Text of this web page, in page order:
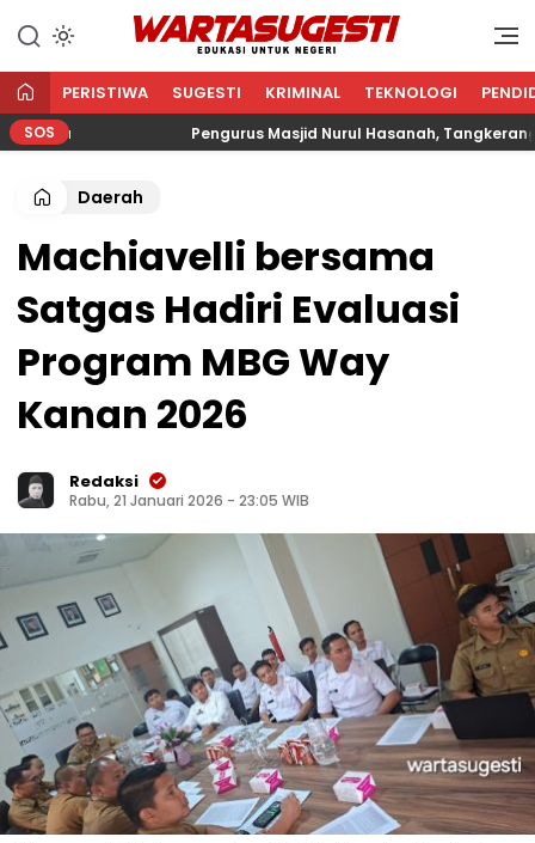
WARTA SUGESTI √ EDUKASI
Edukasi Untuk Negeri
PERISTIWA SUGESTI KRIMINAL TEKNOLOGI
SOS Pengurus Masjid Nurul Hasanah, Tangkerang
Daerah
Machiavelli bersama
Satgas Hadiri Evaluasi
Program MBG Way
Kanan 2026
Redaksi
Rabu, 21 Januari 2026 - 23:05 WIB